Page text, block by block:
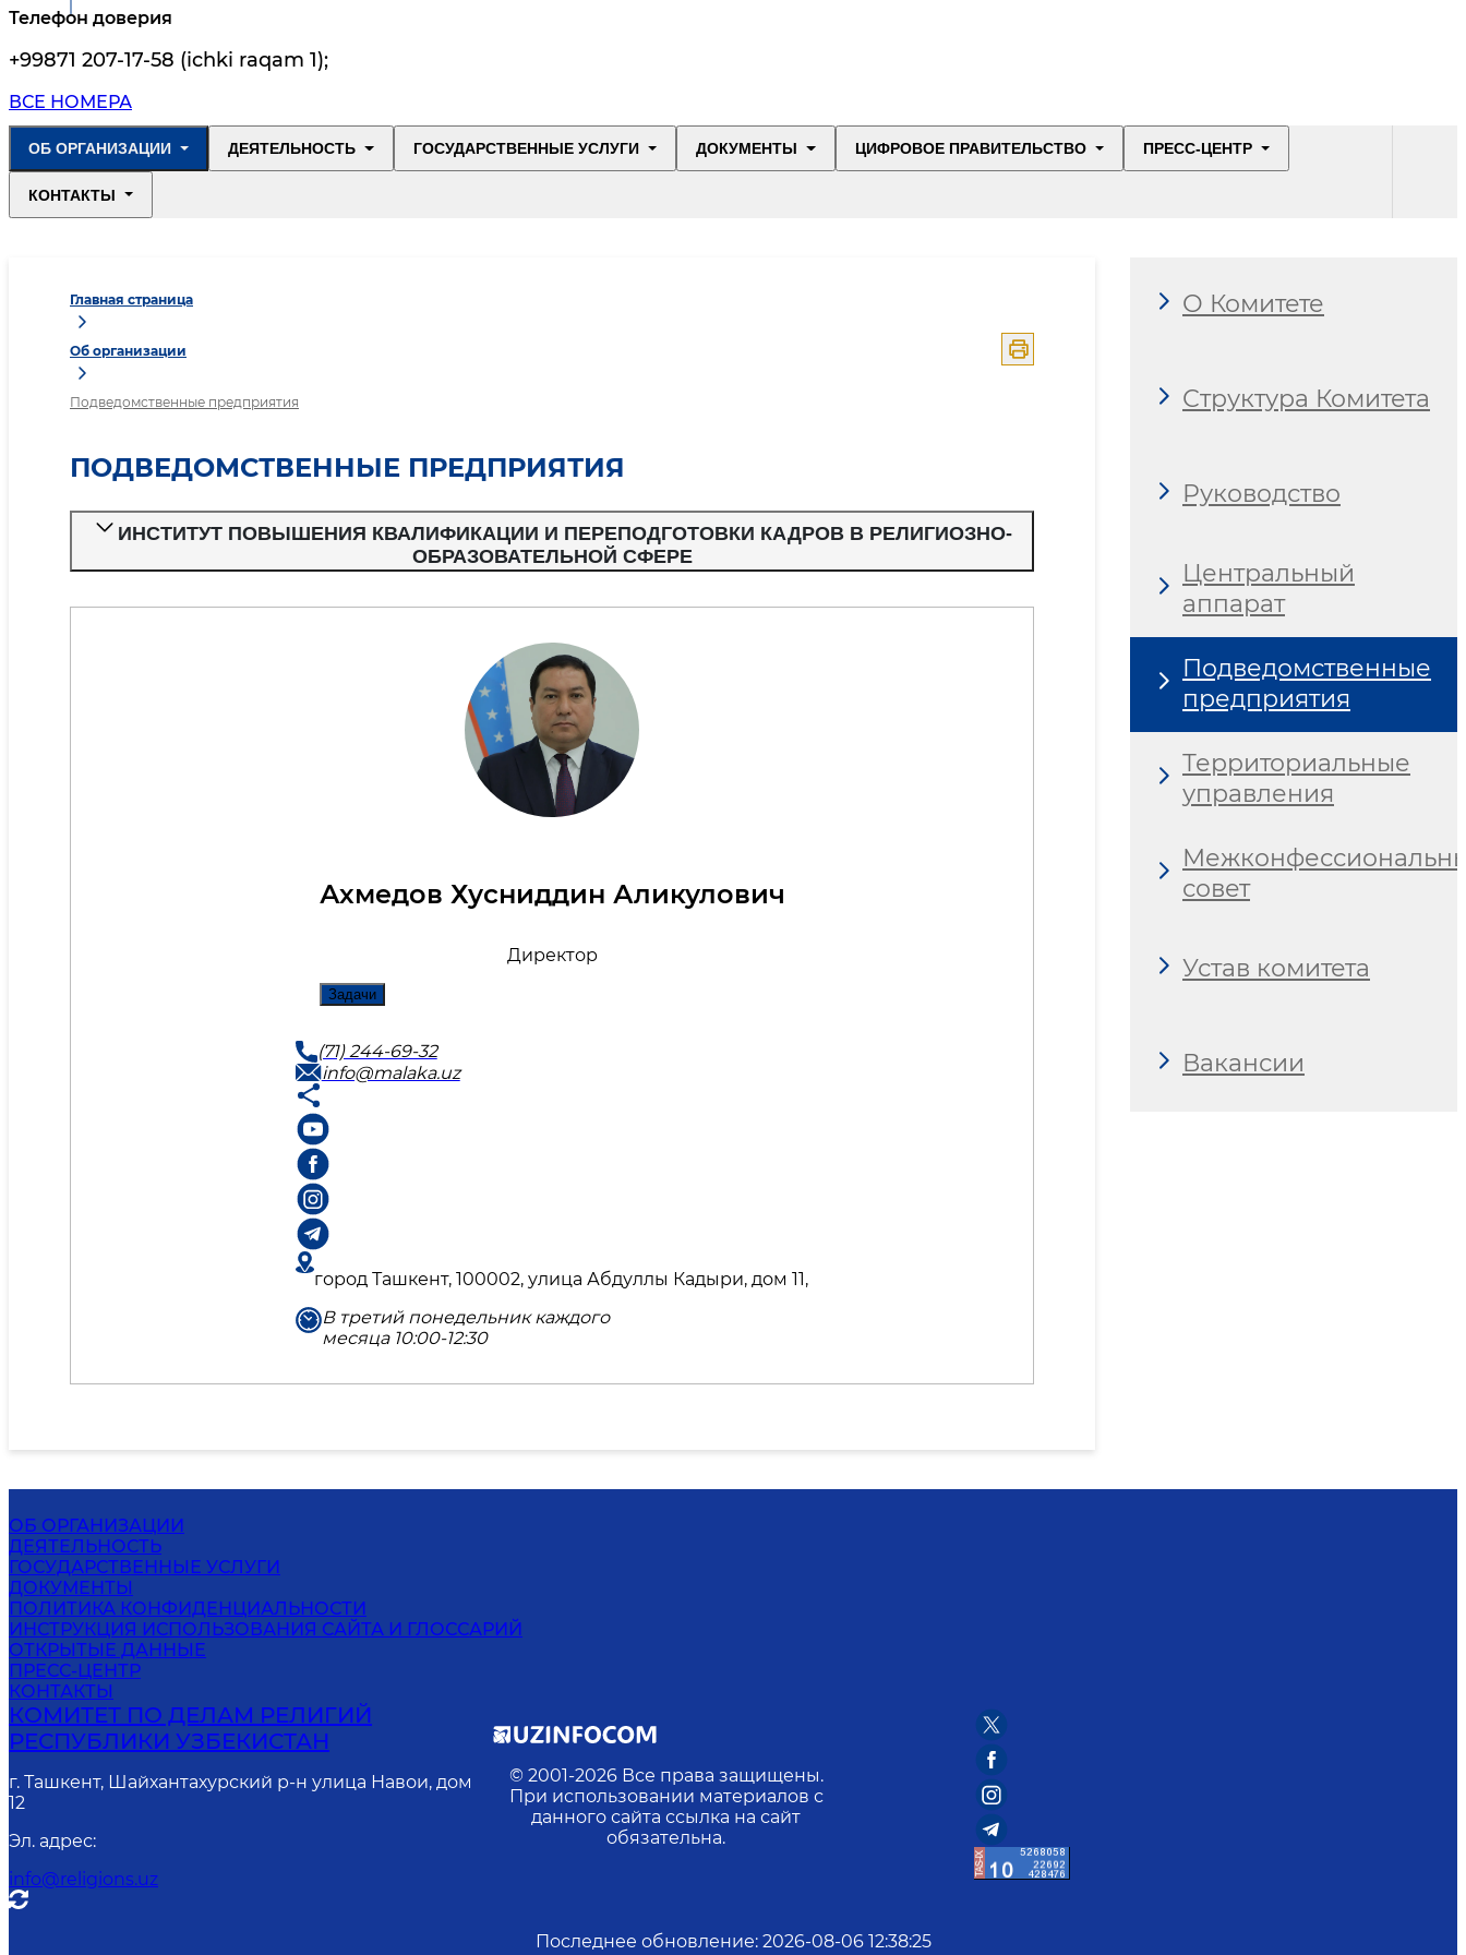
Телефон доверия
+99871 207-17-58 (ichki raqam 1);
ВСЕ НОМЕРА
ОБ ОРГАНИЗАЦИИ ДЕЯТЕЛЬНОСТЬ ГОСУДАРСТВЕННЫЕ УСЛУГИ ДОКУМЕНТЫ ЦИФРОВОЕ ПРАВИТЕЛЬСТВО ПРЕСС-ЦЕНТР
КОНТАКТЫ
Главная страница
Об организации
Подведомственные предприятия
ПОДВЕДОМСТВЕННЫЕ ПРЕДПРИЯТИЯ
ИНСТИТУТ ПОВЫШЕНИЯ КВАЛИФИКАЦИИ И ПЕРЕПОДГОТОВКИ КАДРОВ В РЕЛИГИОЗНО-
ОБРАЗОВАТЕЛЬНОЙ СФЕРЕ
Ахмедов Хусниддин Аликулович
Директор
Задачи
(71) 244-69-32
info@malaka.uz
город Ташкент, 100002, улица Абдуллы Кадыри, дом 11,
В третий понедельник каждого
месяца 10:00-12:30
О Комитете
Структура Комитета
Руководство
Центральный
аппарат
Подведомственные
предприятия
Территориальные
управления
совет
Устав комитета
Вакансии
ОБ ОРГАНИЗАЦИИ
ДЕЯТЕЛЬНОСТЬ
ГОСУДАРСТВЕННЫЕ УСЛУГИ
ДОКУМЕНТЫ
ПОЛИТИКА КОНФИДЕНЦИАЛЬНОСТИ
ИНСТРУКЦИЯ ИСПОЛЬЗОВАНИЯ САЙТА И ГЛОССАРИЙ
ОТКРЫТЫЕ ДАННЫЕ
ПРЕСС-ЦЕНТР
КОНТАКТЫ
КОМИТЕТ ПО ДЕЛАМ РЕЛИГИЙ
РЕСПУБЛИКИ УЗБЕКИСТАН
г. Ташкент, Шайхантахурский р-н улица Навои, дом
12
Эл. адрес:
info@religions.uz
© 2001-2026 Все права защищены.
При использовании материалов с
данного сайта ссылка на сайт
обязательна.
Последнее обновление: 2026-08-06 12:38:25